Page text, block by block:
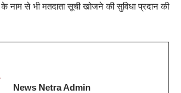
के नाम से भी मतदाता सूची खोजने की सुविधा प्रदान की
News Netra Admin